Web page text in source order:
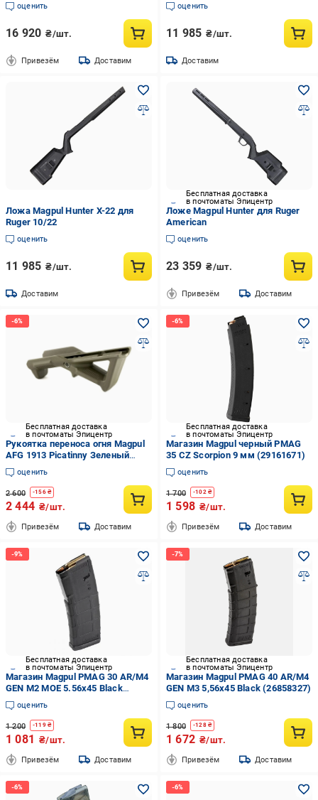
оценить
16 920 ₴/шт.
Привезём Доставим
оценить
11 985 ₴/шт.
Доставим
Ложа Magpul Hunter X-22 для
Ruger 10/22
оценить
11 985 ₴/шт.
Доставим
Бесплатная доставка
в почтоматы Эпицентр
Ложе Magpul Hunter для Ruger
American
оценить
23 359 ₴/шт.
Привезём Доставим
Бесплатная доставка
в почтоматы Эпицентр
Рукоятка переноса огня Magpul
AFG 1913 Picatinny Зеленый
(7002069)
оценить
2 600 -156₴
2 444 ₴/шт.
Привезём Доставим
Бесплатная доставка
в почтоматы Эпицентр
Магазин Magpul черный PMAG
35 CZ Scorpion 9 мм (29161671)
оценить
1 700 -102₴
1 598 ₴/шт.
Привезём Доставим
Бесплатная доставка
в почтоматы Эпицентр
Магазин Magpul PMAG 30 AR/M4
GEN M2 MOE 5.56x45 Black
(29161646)
оценить
1 200 -119₴
1 081 ₴/шт.
Привезём Доставим
Бесплатная доставка
в почтоматы Эпицентр
Магазин Magpul PMAG 40 AR/M4
GEN M3 5,56x45 Black (26858327)
оценить
1 800 -128₴
1 672 ₴/шт.
Привезём Доставим